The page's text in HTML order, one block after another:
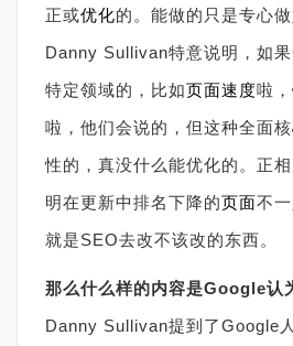
正或优化的。能做的只是专心
Danny Sullivan特意说明，如
特定领域的，比如页面速度啦，
啦，他们会说的，但这种全面
性的，真没什么能优化的。正
明在更新中排名下降的页面不
就是SEO去改不该改的东西。
那么什么样的内容是Google认
Danny Sullivan提到了Google